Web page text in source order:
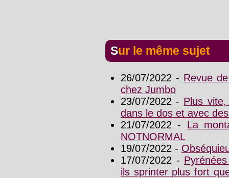
Sur le même sujet
26/07/2022 - Revue
chez Jumbo
23/07/2022 - Plus
dans le dos et avec
21/07/2022 - La
NOTNORMAL
19/07/2022 -
17/07/2022 -
ils sprinter plus fort